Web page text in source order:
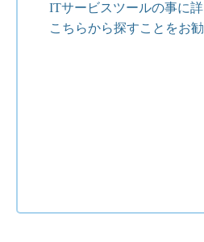
ITサービスツールの事に詳
こちらから探すことをお勧